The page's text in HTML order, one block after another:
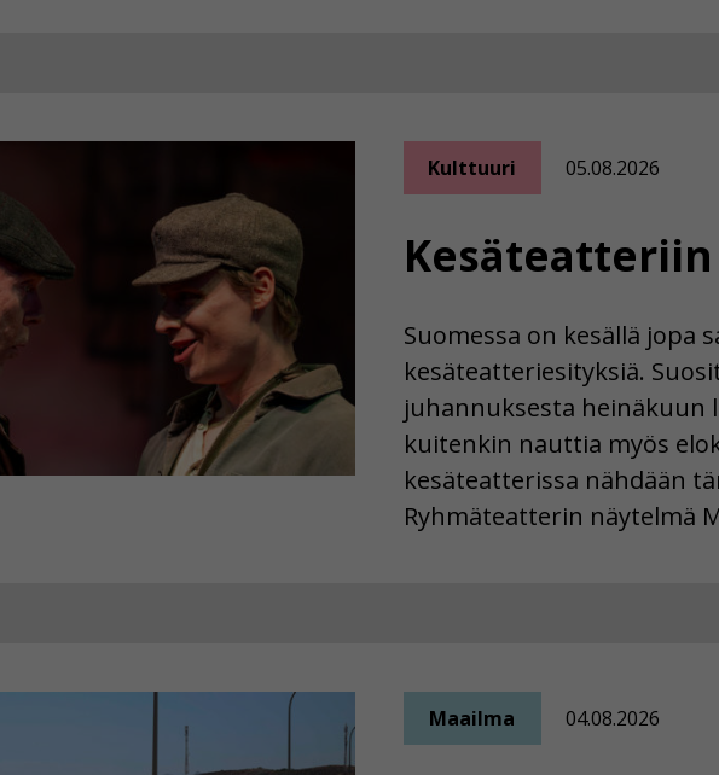
Kulttuuri 05.08.2026
Suomessa on kesällä jopa
kesäteatteriesityksiä.
juhannuksesta heinäkuun
kuitenkin nauttia myös
kesäteatterissa nähdään
Ryhmäteatterin näytelmä
Maailma 04.08.2026